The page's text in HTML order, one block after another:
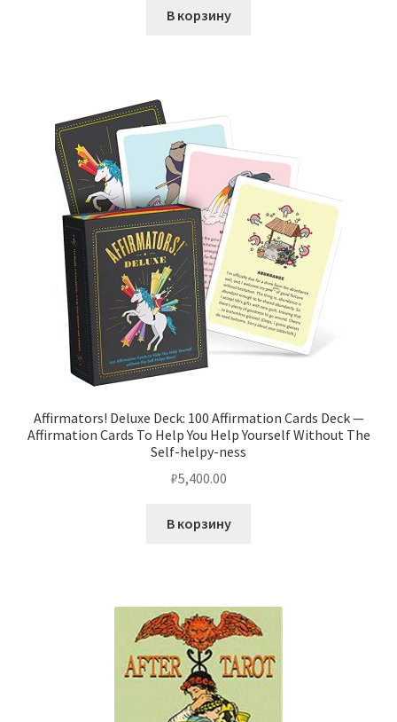
В корзину
Affirmators! Deluxe Deck: 100 Affirmation Cards Deck —
Affirmation Cards To Help You Help Yourself Without The
Self-helpy-ness
₽5,400.00
В корзину